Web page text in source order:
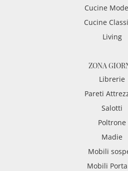
Cucine
Cucine
Living
ZONA
Librerie
Pareti
Salotti
Poltrone
Madie
Mobili
Mobili